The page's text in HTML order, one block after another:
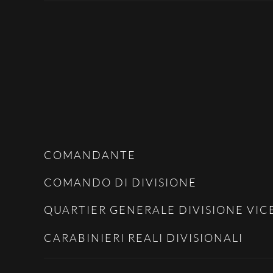
COMANDANTE
COMANDO DI DIVISIONE
QUARTIER GENERALE DIVISIONE
CARABINIERI REALI DIVISIONALI